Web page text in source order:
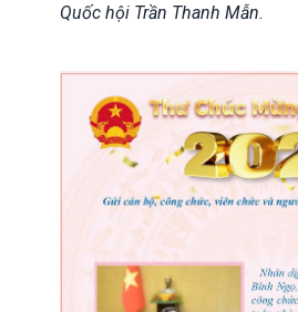
Quốc hội Trần Thanh Mẫn.